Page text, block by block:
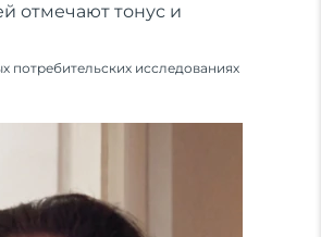
отмечают тонус и
потребительских исследованиях